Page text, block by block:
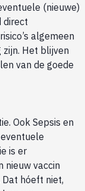
(nieuwe)
direct
algemeen
Het blijven
van de goede
Ook Sepsis en
is er
nieuw vaccin
hóeft niet,